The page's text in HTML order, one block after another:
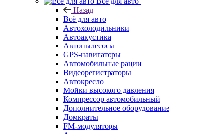
Назад
Всё для авто
Автохолодильники
Автоакустика
Автопылесосы
GPS-навигаторы
Автомобильные рации
Видеорегистраторы
Автокресло
Мойки высокого давления
Компрессор автомобильный
Дополнительное оборудование
Домкраты
FM-модуляторы